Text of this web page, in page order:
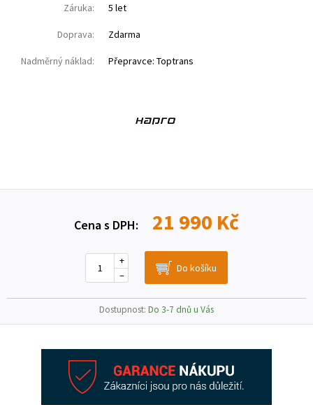
Záruka: 5 let
Doprava: Zdarma
Nadměrný náklad: Přepravce: Toptrans
Cena s DPH: 21 990 Kč
–
+
Dostupnost: Do 3-7 dnů u Vás